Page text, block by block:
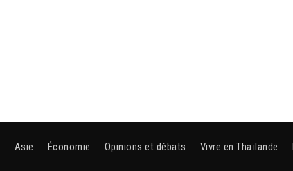
Asie Économie Opinions et débats Vivre en Thaïlande